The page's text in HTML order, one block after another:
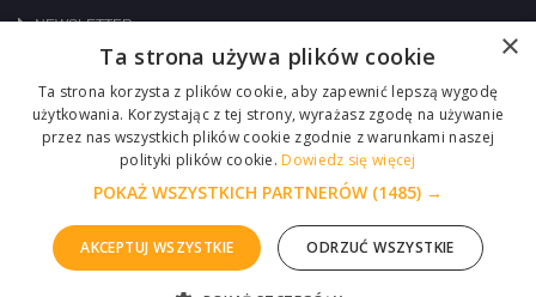
NEWSLETTER
ODWIEDŹ NAS NA:
×
Ta strona używa plików cookie
Ta strona korzysta z plików cookie, aby zapewnić lepszą wygodę
użytkowania. Korzystając z tej strony, wyrażasz zgodę na używanie
przez nas wszystkich plików cookie zgodnie z warunkami naszej
polityki plików cookie. Dowiedz się więcej
POKAŻ WSZYSTKICH PARTNERÓW (1485) →
AKCEPTUJ WSZYSTKIE ODRZUĆ WSZYSTKIE